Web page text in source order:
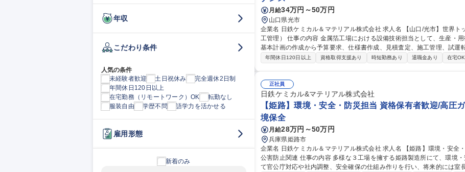
年収
こだわり条件
人気の条件
未経験者歓迎
土日祝休み
完全週休2日制
年間休日120日以上
在宅勤務（リモートワーク）OK
転勤なし
服装自由
学歴不問 語学力を活かせる
雇用形態
新着のみ
月給34万円～50万円
山口県光市
企業名 日鉄ケミカル＆マテリアル株式会社 求人名 【山口/光市】世界トップシェア工場の設備技術（計画から施
工管理） 仕事の内容 金属箔工場における設備技術担当として、生産・用役・検査設備の導入や改造業務を担当。
基本計画の作成から予算要求、仕様書作成、見積査定、施工管理、試運
す。 【詳細】スタッフ系の設備技術として設備投資案件の立案・予算化・実行、工場標準の改訂を主導。突発保
年間休日120日以上 資格取得支援あり 時短勤務あり 退職金あり 在宅OK
正社員
日鉄ケミカル&マテリアル株式会社
【姫路】環境・安全・防災担当 資格保有者歓迎/高圧
境保全
月給28万円～50万円
兵庫県姫路市
企業名 日鉄ケミカル＆マテリアル株式会社 求人名 【姫路】環境・安全・防災担当★資格保有者歓迎/高圧ガス・
公害防止関連 仕事の内容 多様な３工場を擁する姫路製造所にて、環境・安全・防災管理業務を担当。実務者とし
て官公庁対応や社内調整、安全確保の仕組み作りを行い、将来的には室